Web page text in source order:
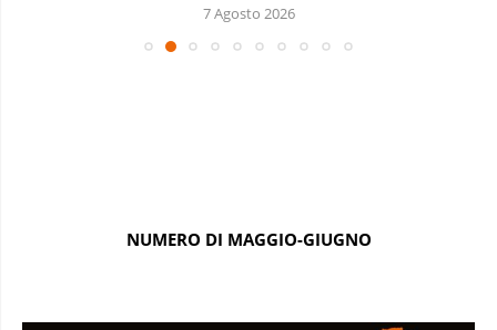
7 Agosto 2026
NUMERO DI MAGGIO-GIUGNO